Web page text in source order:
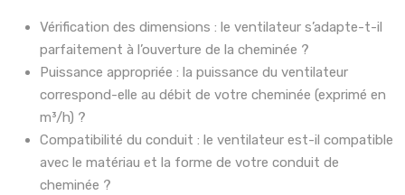
Vérification des dimensions : le ventilateur s’adapte-t-il
parfaitement à l’ouverture de la cheminée ?
Puissance appropriée : la puissance du ventilateur
correspond-elle au débit de votre cheminée (exprimé en
m³/h) ?
Compatibilité du conduit : le ventilateur est-il compatible
avec le matériau et la forme de votre conduit de
cheminée ?